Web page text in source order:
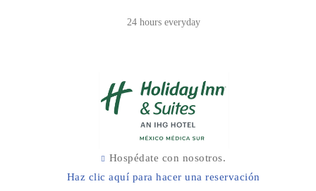
24 hours everyday
Hospédate con nosotros.
Haz clic aquí para hacer una reservación